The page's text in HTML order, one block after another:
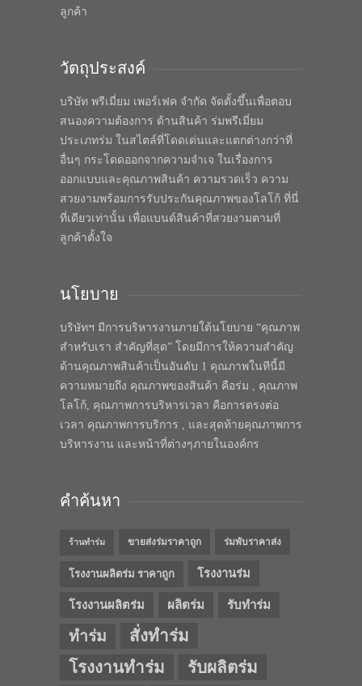
ลูกค้า
วัตถุประสงค์
บริษัท พรีเมี่ยม เพอร์เฟค จำกัด จัดตั้งขึ้นเพื่อตอบ
สนองความต้องการ ด้านสินค้า ร่มพรีเมี่ยม
ประเภทร่ม ในสไตล์ที่โดดเด่นและแตกต่างกว่าที่
อื่นๆ กระโดดออกจากความจำเจ ในเรื่องการ
ออกแบบและคุณภาพสินค้า ความรวดเร็ว ความ
สวยงามพร้อมการรับประกันคุณภาพของโลโก้ ที่นี่
ที่เดียวเท่านั้น เพื่อแบนด์สินค้าที่สวยงามตามที่
ลูกค้าตั้งใจ
นโยบาย
บริษัทฯ มีการบริหารงานภายใต้นโยบาย “คุณภาพ
สำหรับเรา สำคัญที่สุด” โดยมีการให้ความสำคัญ
ด้านคุณภาพสินค้าเป็นอันดับ 1 คุณภาพในทีนี้มี
ความหมายถึง คุณภาพของสินค้า คือร่ม , คุณภาพ
โลโก้, คุณภาพการบริหารเวลา คือการตรงต่อ
เวลา คุณภาพการบริการ , และสุดท้ายคุณภาพการ
บริหารงาน และหน้าที่ต่างๆภายในองค์กร
คำค้นหา
ร้านทำร่ม ขายส่งร่มราคาถูก ร่มพับราคาส่ง
โรงงานผลิตร่ม ราคาถูก โรงงานร่ม
โรงงานผลิตร่ม ผลิตร่ม รับทำร่ม
ทำร่ม
สั่งทำร่ม
โรงงานทำร่ม
รับผลิตร่ม